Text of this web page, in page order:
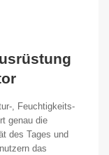
, Feuchtigkeits-
genau die
des Tages und
das